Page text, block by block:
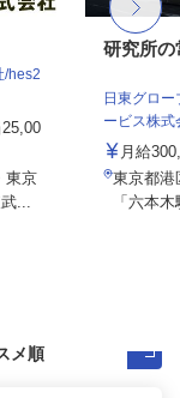
hes2
東京
...
研究所の
日東グロ
ービス株式
月給
東京都港
「六本